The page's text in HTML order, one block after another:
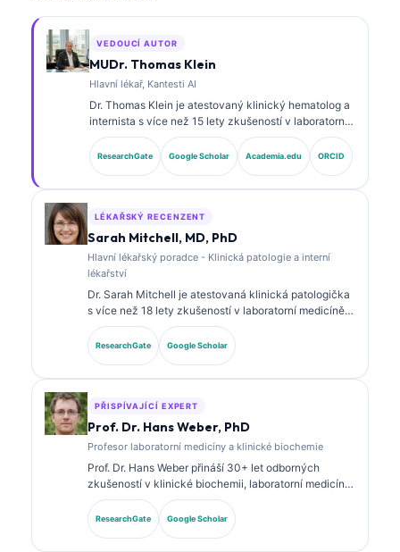
VEDOUCÍ AUTOR
MUDr. Thomas Klein
Hlavní lékař, Kantesti AI
Dr. Thomas Klein je atestovaný klinický hematolog a
internista s více než 15 lety zkušeností v laboratorní
medicíně a analýze klinických dat s asistencí umělé
inteligence. Jako hlavní lékařský ředitel (Chief
Medical Officer) ve společnosti Kantesti AI zajišťuje
rozsáhle publikoval k interpretaci biomarkerů a
laboratorní diagnostice v oblasti laboratorní medicíny.
ResearchGate Google Scholar Academia.edu ORCID
LÉKAŘSKÝ RECENZENT
Sarah Mitchell, MD, PhD
Hlavní lékařský poradce - Klinická patologie a interní
lékařství
Dr. Sarah Mitchell je atestovaná klinická patologička
s více než 18 lety zkušeností v laboratorní medicíně a
diagnostické analýze. Má specializované certifikace
v klinické chemii a rozsáhle publikovala o
panelových biomarkerech a laboratorní analýze v
ResearchGate Google Scholar
PŘISPÍVAJÍCÍ EXPERT
Prof. Dr. Hans Weber, PhD
Profesor laboratorní medicíny a klinické biochemie
Prof. Dr. Hans Weber přináší 30+ let odborných
zkušeností v klinické biochemii, laboratorní medicíně
a výzkumu biomarkerů. Bývalý prezident Německé
společnosti pro klinickou chemii, specializuje se na
analýzu diagnostických panelů, standardizaci
ResearchGate Google Scholar